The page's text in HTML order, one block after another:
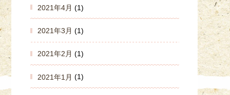
2021年4月 (1)
2021年3月 (1)
2021年2月 (1)
2021年1月 (1)